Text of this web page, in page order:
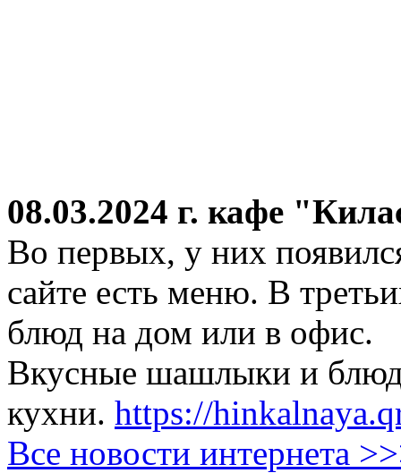
08.03.2024 г. кафе
Во первых, у них
сайте есть меню. В
блюд на дом или в офис.
Вкусные шашлыки и
кухни. https://
Все новости интернета